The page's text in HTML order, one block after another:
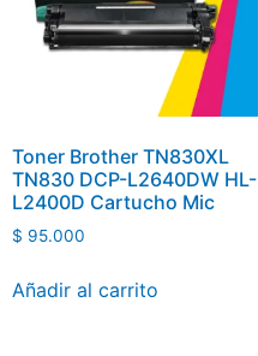
Toner Brother TN830XL
TN830 DCP-L2640DW HL-
L2400D Cartucho Mic
$ 95.000
Añadir al carrito